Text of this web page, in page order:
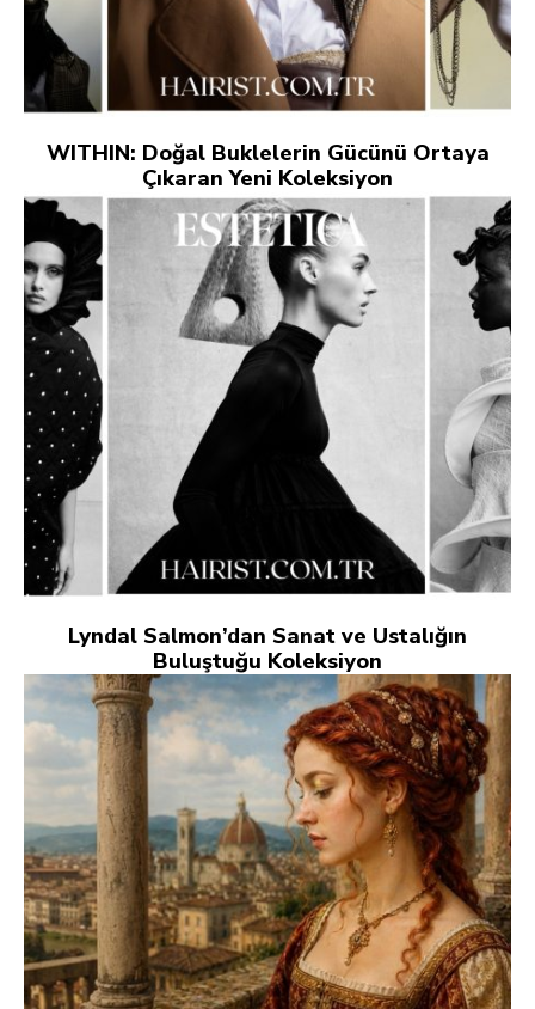
WITHIN: Doğal Buklelerin Gücünü Ortaya
Çıkaran Yeni Koleksiyon
Lyndal Salmon’dan Sanat ve Ustalığın
Buluştuğu Koleksiyon